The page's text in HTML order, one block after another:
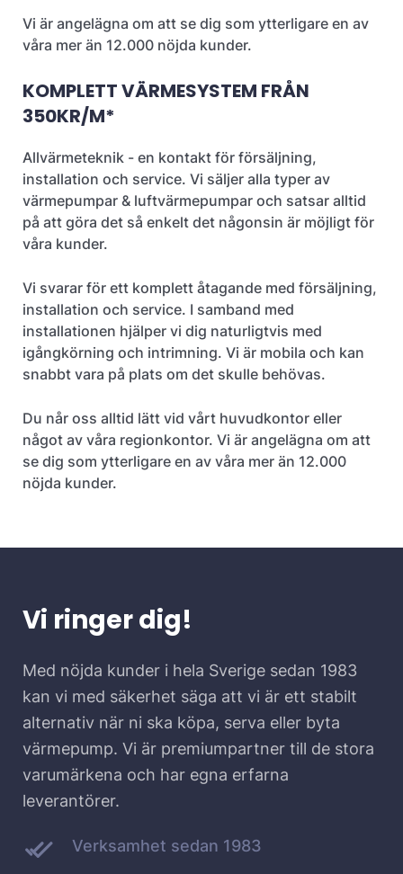
Vi är angelägna om att se dig som ytterligare en av
våra mer än 12.000 nöjda kunder.
KOMPLETT VÄRMESYSTEM FRÅN
350KR/M*
Allvärmeteknik - en kontakt för försäljning,
installation och service. Vi säljer alla typer av
värmepumpar & luftvärmepumpar och satsar alltid
på att göra det så enkelt det någonsin är möjligt för
våra kunder.
Vi svarar för ett komplett åtagande med försäljning,
installation och service. I samband med
installationen hjälper vi dig naturligtvis med
igångkörning och intrimning. Vi är mobila och kan
snabbt vara på plats om det skulle behövas.
Du når oss alltid lätt vid vårt huvudkontor eller
något av våra regionkontor. Vi är angelägna om att
se dig som ytterligare en av våra mer än 12.000
nöjda kunder.
Vi ringer dig!
Med nöjda kunder i hela Sverige sedan 1983
kan vi med säkerhet säga att vi är ett stabilt
alternativ när ni ska köpa, serva eller byta
värmepump. Vi är premiumpartner till de stora
varumärkena och har egna erfarna
leverantörer.
Verksamhet sedan 1983